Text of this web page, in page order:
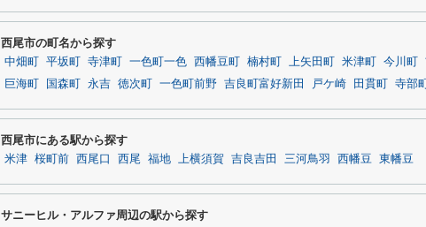
西尾市の町名から探す
中畑町 平坂町 寺津町 一色町一色 西幡豆町 楠村町 上矢田町 米津町 今川町
巨海町
国森町 永吉 徳次町 一色町前野 吉良町富好新田 戸ケ崎 田貫町 寺部町
西尾市にある駅から探す
米津 桜町前 西尾口 西尾 福地 上横須賀 吉良吉田 三河鳥羽 西幡豆 東幡豆
サニーヒル・アルファ周辺の駅から探す